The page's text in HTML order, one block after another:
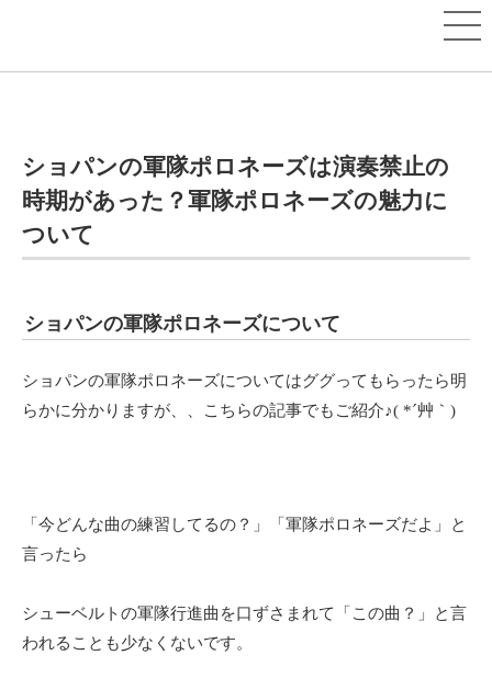
ショパンの軍隊ポロネーズは演奏禁止の
時期があった？軍隊ポロネーズの魅力に
ついて
ショパンの軍隊ポロネーズについて
ショパンの軍隊ポロネーズについてはググってもらったら明
らかに分かりますが、、こちらの記事でもご紹介♪( *´艸｀)
「今どんな曲の練習してるの？」「軍隊ポロネーズだよ」と
言ったら
シューベルトの軍隊行進曲を口ずさまれて「この曲？」と言
われることも少なくないです。